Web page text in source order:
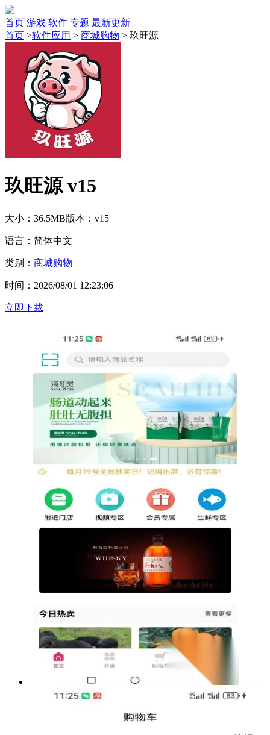
首页 游戏 软件 专题 最新更新
首页 >软件应用 > 商城购物 > 玖旺源
玖旺源 v15
大小：36.5MB版本：v15
语言：简体中文
类别： 商城购物
时间：2026/08/01 12:23:06
立即下载